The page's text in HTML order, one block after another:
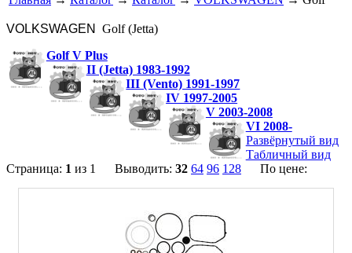
VOLKSWAGEN Golf (Jetta)
Golf V Plus
II (Jetta) 1983-1992
III (Vento) 1991-1997
IV 1997-2005
V 2003-2008
VI 2008-
Развёрнутый вид
Табличный вид
Страница: 1 из 1 Выводить: 32 64 96 128 По цене: